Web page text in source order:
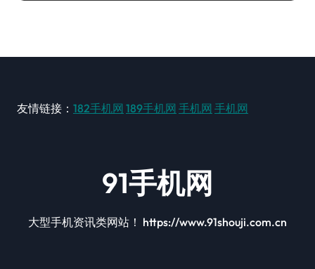
友情链接： 182手机网 189手机网 手机网 手机网
91手机网
大型手机资讯类网站！ https://www.91shouji.com.cn